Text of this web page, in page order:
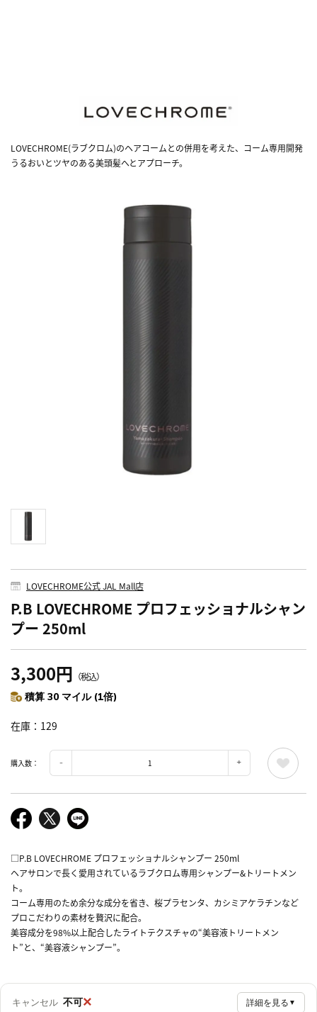
LOVECHROME(ラブクロム)のヘアコームとの併用を考えた、コーム専用開発
うるおいとツヤのある美頭髪へとアプローチ。
LOVECHROME公式 JAL Mall店
P.B LOVECHROME プロフェッショナルシャン
プー 250ml
3,300円 （税込）
積算 30 マイル (1倍)
在庫 129
購入数：
□P.B LOVECHROME プロフェッショナルシャンプー 250ml
ヘアサロンで長く愛用されているラブクロム専用シャンプー&トリートメン
ト。
コーム専用のため余分な成分を省き、桜プラセンタ、カシミアケラチンなど
プロこだわりの素材を贅沢に配合。
美容成分を98%以上配合したライトテクスチャの“美容液トリートメン
ト”と、“美容液シャンプー”。
キャンセル 不可× 詳細を見る ▼